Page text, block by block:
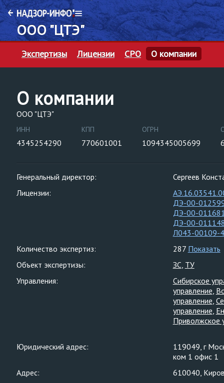
ООО "ЦТЭ"
Экспертизы Лицензии СРО О компании
О компании
ООО "ЦТЭ"
ИНН
4345254290
КПП
770601001
ОГРН
1094345005699
Генеральный директор:
Сергеев
Лицензии:
ДЭ-00-
ДЭ-00-
ДЭ-00-
Л043-00109-
Количество экспертиз:
287 Показать
Объект экспертизы:
ЗС ТУ
Управления:
Сибирское
управление
управление
управление
Приволжское
Юридический адрес:
119049, г
ком 1 офис 1
Адрес:
610040,